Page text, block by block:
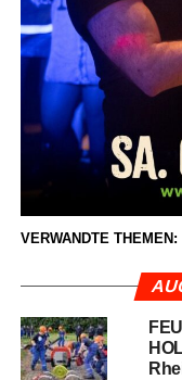
VERWANDTE THEMEN: